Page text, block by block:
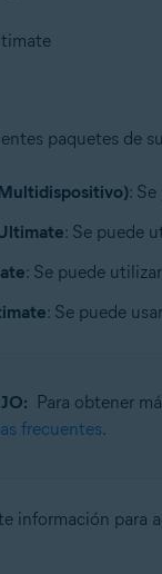
paquetes de
:
: Se puede
: Se puede
: Se puede
Para obtener
frecuentes.
información para